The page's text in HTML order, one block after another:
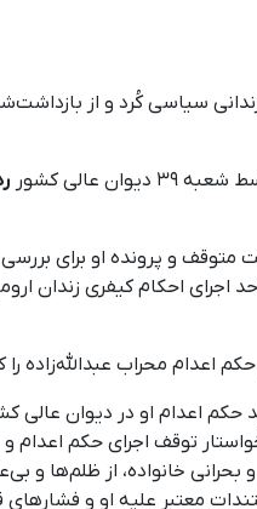
١٤٠٥، محراب عبدالله‌زاده، زندانی
احکام کیفری زندان
توقف اجرای حکم اعدام و
بحرانی خانواده، از ظلم‌ها
معتبر علیه او و فشارهای